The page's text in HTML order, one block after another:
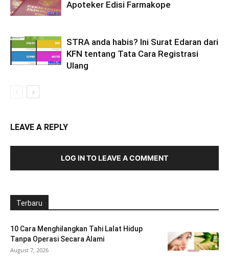
Apoteker Edisi Farmakope
STRA anda habis? Ini Surat Edaran dari
KFN tentang Tata Cara Registrasi
Ulang
LEAVE A REPLY
LOG IN TO LEAVE A COMMENT
Terbaru
10 Cara Menghilangkan Tahi Lalat Hidup
Tanpa Operasi Secara Alami
August 7, 2026